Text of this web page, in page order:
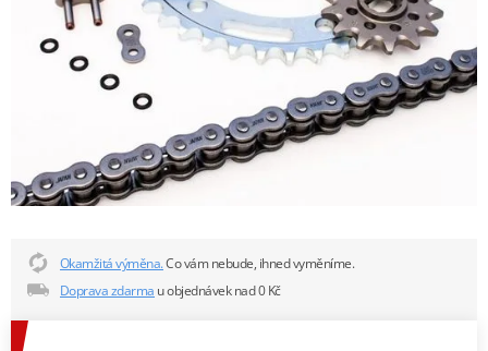
Okamžitá výměna.Co vám nebude, ihned vyměníme.
Doprava zdarma u objednávek nad 0 Kč